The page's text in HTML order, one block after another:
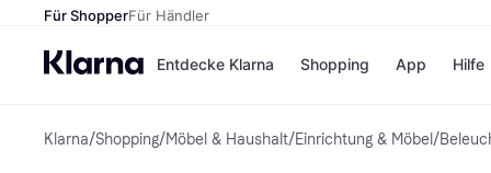
Für ShopperFür Händler
Entdecke Klarna
Zahlungsmethoden
Shopping
Shops
App Hilfe
Klarna/Shopping/Möbel & Haushalt/Einrichtung & Möbel /